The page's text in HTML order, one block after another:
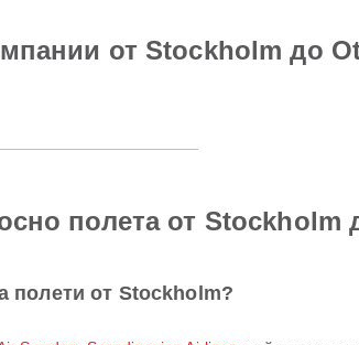
от Stockholm до
полета от Stockholm
полети от Stockholm?